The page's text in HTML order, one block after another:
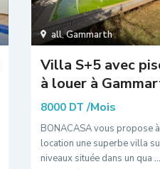
all,Gammarth
Villa S+5 avec
à louer à
8000 DT /Mois
BONACASA vous propose
location une superbe villa
niveaux située dans un qua ...